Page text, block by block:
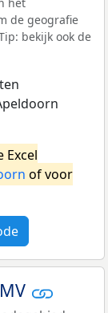
het
de geografie
bekijk ook de
Excel
of voor